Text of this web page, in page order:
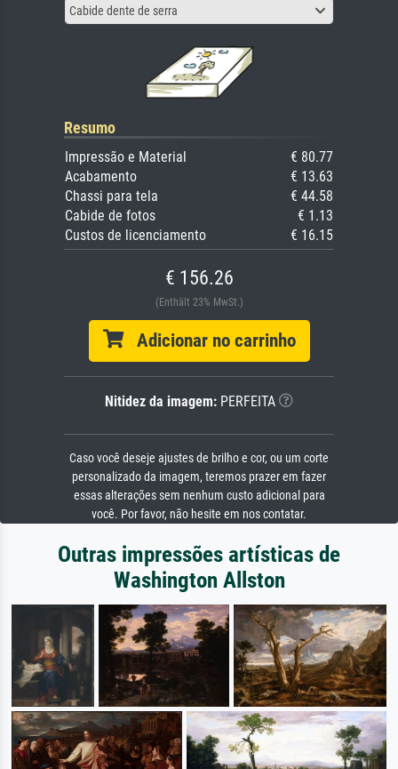
Cabide dente de serra
Resumo
Impressão e Material
€ 80.77
Acabamento
€ 13.63
Chassi para tela
€ 44.58
Cabide de fotos
€ 1.13
Custos de licenciamento
€ 16.15
€ 156.26
(Enthält 23% MwSt.)
Adicionar no carrinho
Nitidez da imagem: PERFEITA
Caso você deseje ajustes de brilho e cor, ou um corte
personalizado da imagem, teremos prazer em fazer
essas alterações sem nenhum custo adicional para
você. Por favor, não hesite em nos contatar.
Outras impressões artísticas de
Washington Allston